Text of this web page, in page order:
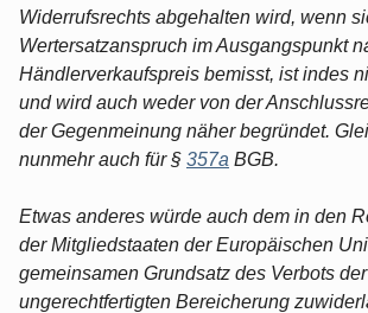
Widerrufsrechts abgehalten wird, wenn
Wertersatzanspruch im Ausgangspunkt
Händlerverkaufspreis bemisst, ist indes
und wird auch weder von der
der Gegenmeinung näher begründet.
nunmehr auch für § 357a BGB.
Etwas anderes würde auch dem in den
der Mitgliedstaaten der Europäischen
gemeinsamen Grundsatz des Verbots der
ungerechtfertigten Bereicherung